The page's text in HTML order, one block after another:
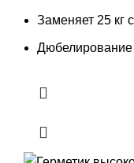
Заменяет 25 кг
Дюбелирование